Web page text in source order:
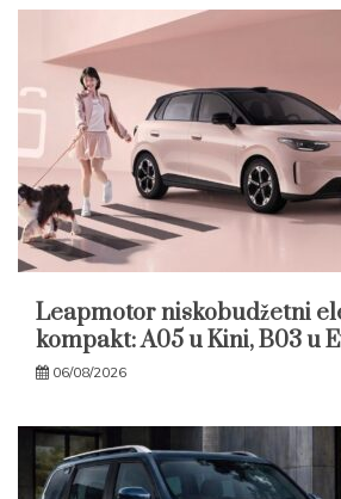
Leapmotor niskobudžetni
kompakt: A05 u Kini, B03 u
06/08/2026